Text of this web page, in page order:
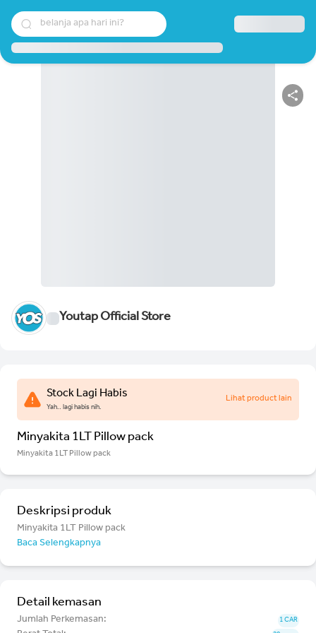
belanja apa hari ini?
Youtap Official Store
Stock Lagi Habis
Yah.. lagi habis nih.
Lihat product lain
Minyakita 1LT Pillow pack
Minyakita 1LT Pillow pack
Deskripsi produk
Minyakita 1LT Pillow pack
Baca Selengkapnya
Detail kemasan
Jumlah Perkemasan: 1 CAR